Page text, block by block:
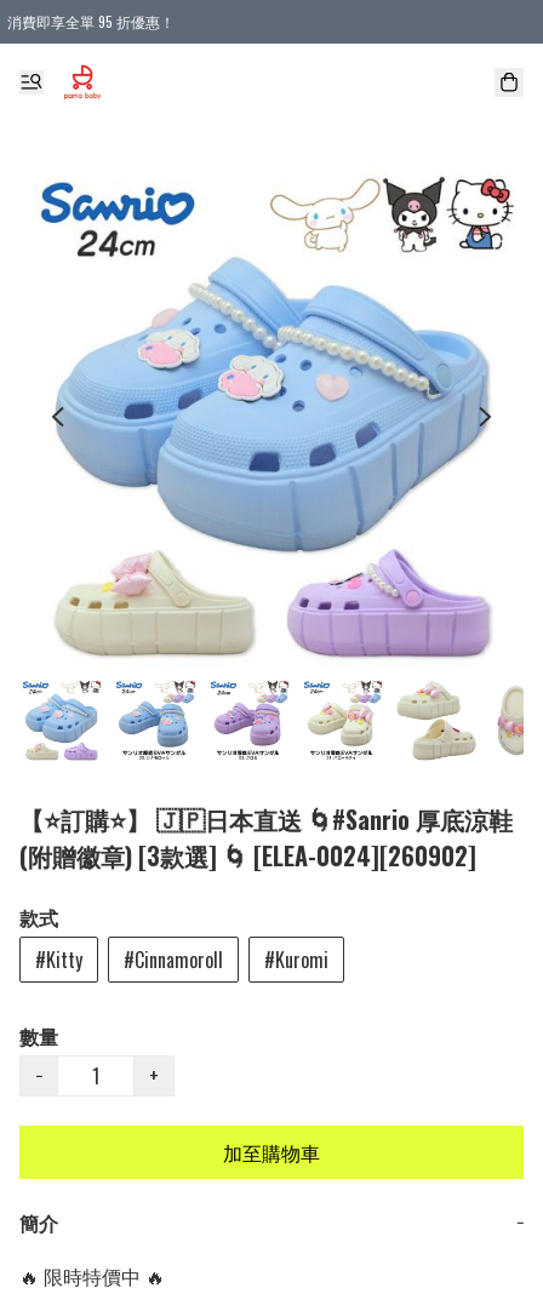
消費即享全單 95 折優惠！
購物滿 HKD 900.00即享免運費優惠！（適用於 本地送貨、本地取貨 )
【⭐訂購⭐】 🇯🇵日本直送 🌀#Sanrio 厚底涼鞋
(附贈徽章) [3款選] 🌀 [ELEA-0024][260902]
款式
#Kitty
#Cinnamoroll #Kuromi
數量
−
+
加至購物車
簡介
−
🔥 限時特價中 🔥